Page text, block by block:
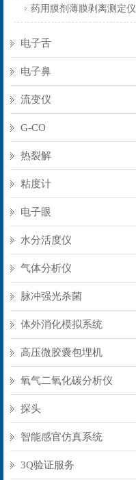
药用膜剂薄膜剥离测定仪
电子舌
电子鼻
流变仪
G-CO
热裂解
粘度计
电子眼
水分活度仪
气体分析仪
脉冲强光杀菌
体外消化模拟系统
高压微胶囊包埋机
氧气二氧化碳分析仪
探头
智能感官仿真系统
3Q验证服务